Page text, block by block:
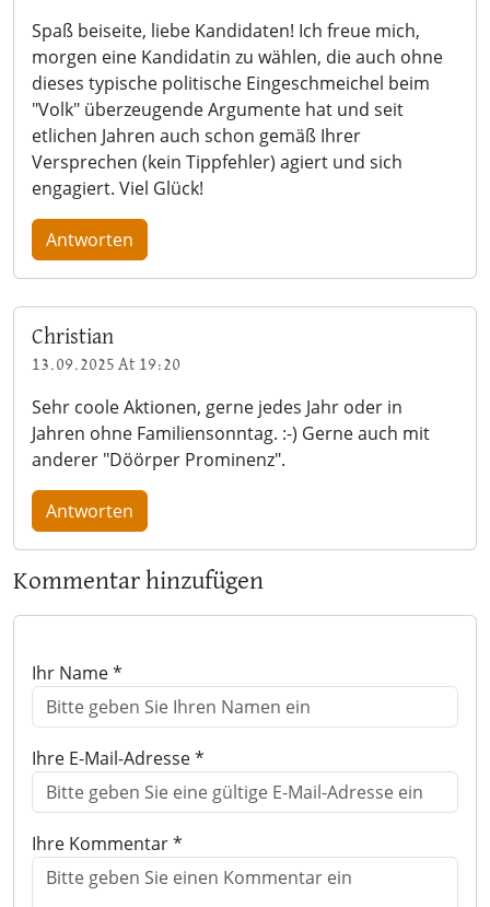
Spaß beiseite, liebe Kandidaten! Ich freue mich,
morgen eine Kandidatin zu wählen, die auch ohne
dieses typische politische Eingeschmeichel beim
"Volk" überzeugende Argumente hat und seit
etlichen Jahren auch schon gemäß Ihrer
Versprechen (kein Tippfehler) agiert und sich
engagiert. Viel Glück!
Antworten
Christian
13.09.2025 At 19:20
Sehr coole Aktionen, gerne jedes Jahr oder in
Jahren ohne Familiensonntag. :-) Gerne auch mit
anderer "Döörper Prominenz".
Antworten
Kommentar hinzufügen
Ihr Name *
Ihre E-Mail-Adresse *
Ihre Kommentar *